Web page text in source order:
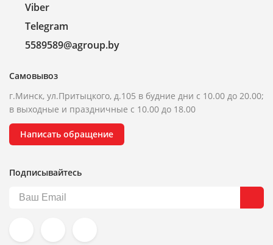
Viber
Telegram
5589589@agroup.by
Самовывоз
г.Минск, ул.Притыцкого, д.105 в будние дни с 10.00 до 20.00;
в выходные и праздничные с 10.00 до 18.00
Написать обращение
Подписывайтесь